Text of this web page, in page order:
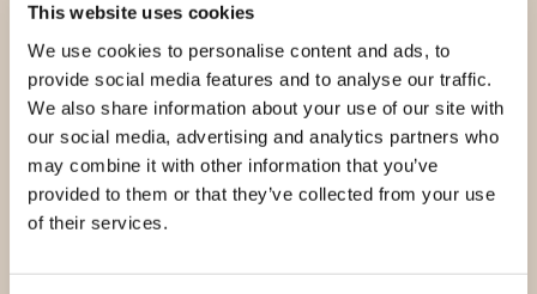
This website uses cookies
We use cookies to personalise content and ads, to
provide social media features and to analyse our traffic.
We also share information about your use of our site with
our social media, advertising and analytics partners who
may combine it with other information that you’ve
provided to them or that they’ve collected from your use
of their services.
Produkterne har til formål at genoprette
den naturlige balance i jord, gylle og vand.
Ved at genoprette den naturlige balance
forebygges de negative symptomer, som
ofte opstår med traditionelle metoder. Det
medfører højere afkast på lang sigt.
Produkterne overholder de europæiske